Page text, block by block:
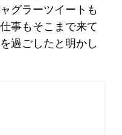
グラーツイートも
事もそこまで来て
過ごしたと明かし